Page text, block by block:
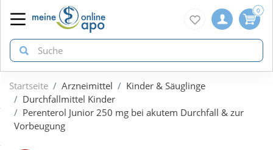
zurück
ÜBERSICHT AKTIONEN
zurück
ÜBERSICHT KATEGORIEN
zurück
ÜBERSICHT MARKEN
0
Startseite Arzneimittel
Kinder & Säuglinge
Durchfallmittel Kinder
Perenterol Junior 250 mg bei akutem Durchfall & zur
Vorbeugung